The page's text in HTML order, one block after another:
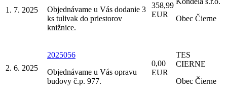
1. 7. 2025
Objednávame u Vás dodanie 3
ks tulivak do priestorov
knižnice.
358,99
EUR
Obec Čierne
2. 6. 2025
2025056
Objednávame u Vás opravu
budovy č.p. 977.
0,00
EUR
TES
CIERNE
Obec Čierne